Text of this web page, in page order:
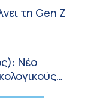
τη Gen Z
Νέο